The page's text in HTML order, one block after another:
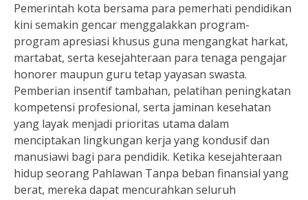
Pemerintah kota bersama para pemerhati pendidikan
kini semakin gencar menggalakkan program-
program apresiasi khusus guna mengangkat harkat,
martabat, serta kesejahteraan para tenaga pengajar
honorer maupun guru tetap yayasan swasta.
Pemberian insentif tambahan, pelatihan peningkatan
kompetensi profesional, serta jaminan kesehatan
yang layak menjadi prioritas utama dalam
menciptakan lingkungan kerja yang kondusif dan
manusiawi bagi para pendidik. Ketika kesejahteraan
hidup seorang Pahlawan Tanpa beban finansial yang
berat, mereka dapat mencurahkan seluruh